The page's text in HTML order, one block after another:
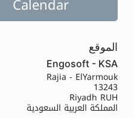
Calendar
الموقع
Engosoft - KSA
Rajia - ElYarmouk
13243
Riyadh RUH
المملكة العربية السعودية